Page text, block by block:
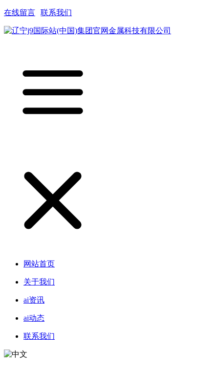
在线留言 联系我们
网站首页
关于我们
ai资讯
ai动态
联系我们